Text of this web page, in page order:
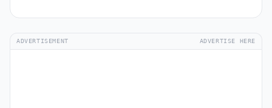
ADVERTISEMENT ADVERTISE HERE